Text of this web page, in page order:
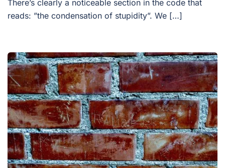
There’s clearly a noticeable section in the code that
reads: ”the condensation of stupidity”. We […]